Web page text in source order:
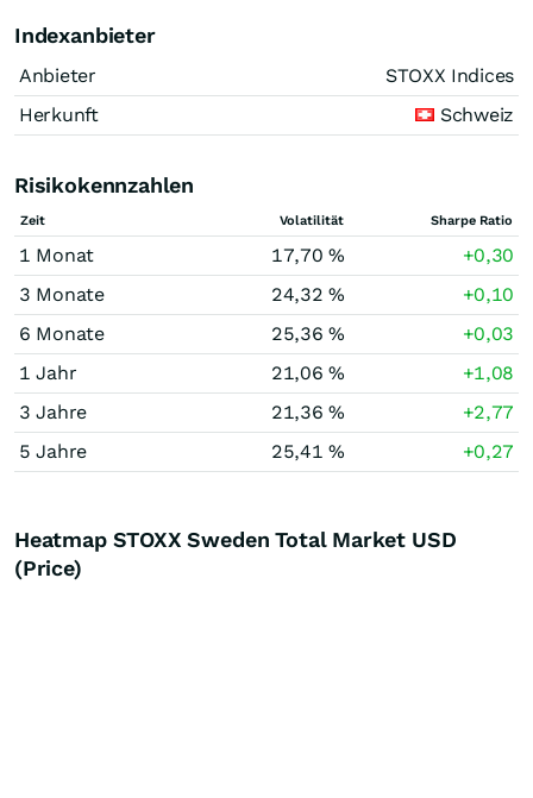
Indexanbieter
Anbieter
STOXX Indices
Herkunft
Schweiz
Risikokennzahlen
Zeit Volatilität Sharpe Ratio
1 Monat 17,70 %
+0,30
3 Monate
24,32 %
+0,10
6 Monate
25,36 %
+0,03
1 Jahr
21,06 %
+1,08
3 Jahre
21,36 %
+2,77
5 Jahre
25,41 % +0,27
Heatmap STOXX Sweden Total Market USD
(Price)